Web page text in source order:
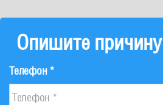
Опишите
Телефон *